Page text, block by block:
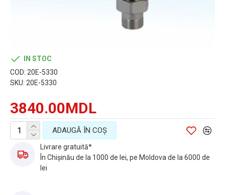
3840.00MDL
IN STOC
COD: 20E-5330
SKU: 20E-5330
ADAUGĂ ÎN COŞ
Livrare gratuită*
În Chișinău de la 1000 de lei, pe Moldova de la 6000 de
lei